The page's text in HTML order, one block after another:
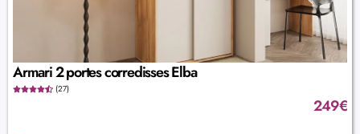
Armari 2 portes corredisses Elba
(27)
249€